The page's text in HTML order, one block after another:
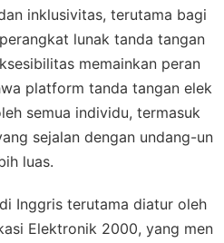
inklusivitas, terutama bagi
lunak tanda tangan
memainkan peran
platform tanda tangan elek
semua individu, termasuk
sejalan dengan undang-un
luas.
Inggris terutama diatur oleh
Elektronik 2000, yang men